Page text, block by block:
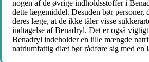
nogen af de øvrige indholdsstoffer i
dette lægemiddel. Desuden bør personer,
deres læge, at de ikke tåler visse
indtagelse af Benadryl. Det er også
Benadryl indeholder en lille mængde
natriumfattig diæt bør rådføre sig med en